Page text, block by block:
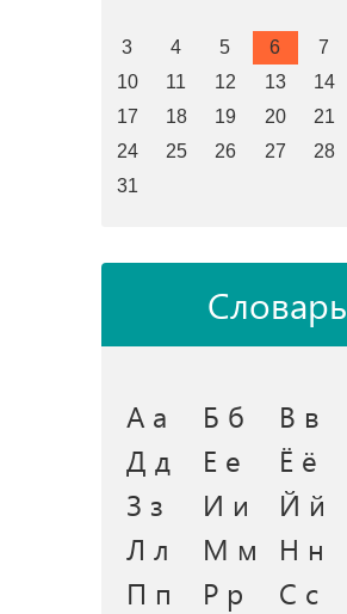
3
4 5 6 7
10
11 12 13 14
17
18 19 20 21
24
25 26 27 28
31
Словарь
А а Б б В в
Д д
Е е Ё ё
З з
И и Й й
Л л
М м Н н
П п
Р р С с